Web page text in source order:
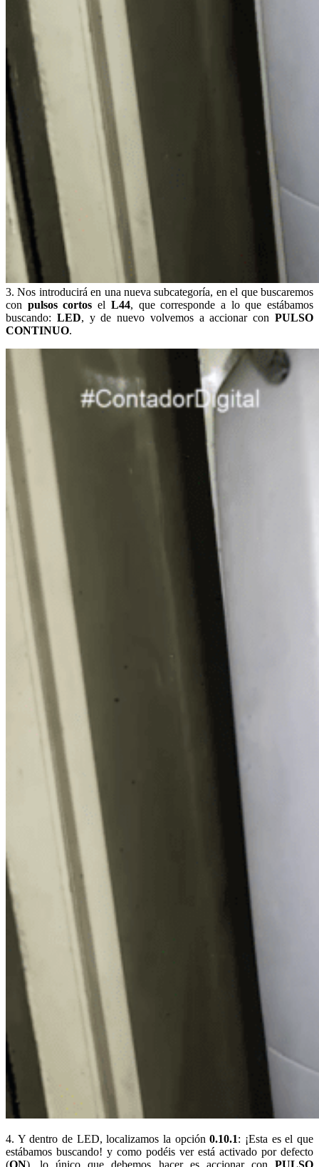
3. Nos introducirá en una nueva subcategoría, en el que buscaremos
con pulsos cortos el L44, que corresponde a lo que estábamos
buscando: LED, y de nuevo volvemos a accionar conPULSO
CONTINUO.
4. Y dentro de LED, localizamos la opción0.10.1: ¡Esta es el que
estábamos buscando! y como podéis ver está activado por defecto
(ON), lo único que debemos hacer es accionar con PULSO